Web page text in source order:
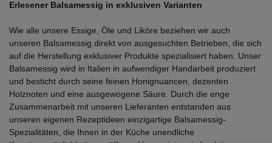
Erlesener Balsamessig in exklusiven Varianten
Wie alle unsere Essige, Öle und Liköre beziehen wir auch
unseren Balsamessig direkt von ausgesuchten Betrieben, die sich
auf die Herstellung exklusiver Produkte spezialisiert haben. Unser
Balsamessig wird in Italien in aufwendiger Handarbeit produziert
und besticht durch seine feinen Honignuancen, dezenten
Holznoten und eine ausgewogene Säure. Durch die enge
Zusammenarbeit mit unseren Lieferanten entstanden aus
unseren eigenen Rezeptideen einzigartige Balsamessig-
Spezialitäten, die Ihnen in der Küche unendliche